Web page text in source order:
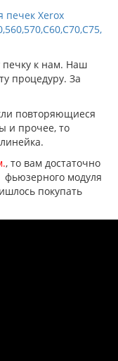
печек Xerox
печку к нам. Наш
процедуру. За
повторяющиеся
и прочее, то
, то вам достаточно
фьюзерного модуля
покупать